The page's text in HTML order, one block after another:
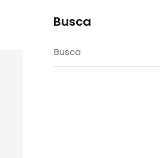
Busca
Search
for: